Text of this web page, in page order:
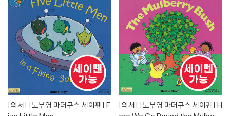
[외서] [외서]